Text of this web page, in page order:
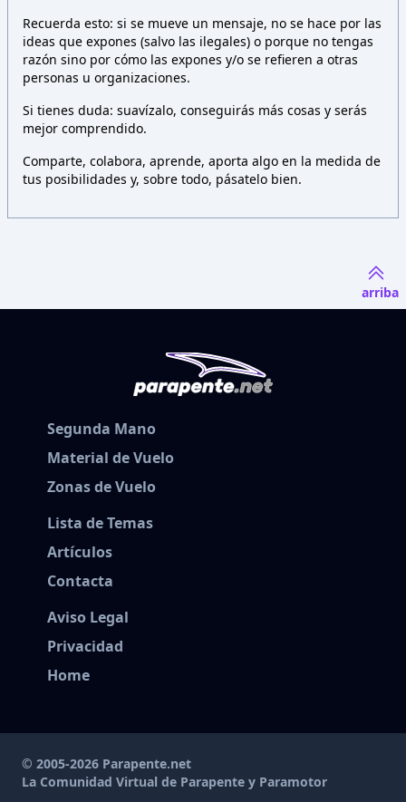
Recuerda esto: si se mueve un mensaje, no se hace por las
ideas que expones (salvo las ilegales) o porque no tengas
razón sino por cómo las expones y/o se refieren a otras
personas u organizaciones.
Si tienes duda: suavízalo, conseguirás más cosas y serás
mejor comprendido.
Comparte, colabora, aprende, aporta algo en la medida de
tus posibilidades y, sobre todo, pásatelo bien.
arriba
Segunda Mano
Material de Vuelo
Zonas de Vuelo
Lista de Temas
Artículos
Contacta
Aviso Legal
Privacidad
Home
© 2005-2026 Parapente.net
La Comunidad Virtual de Parapente y Paramotor